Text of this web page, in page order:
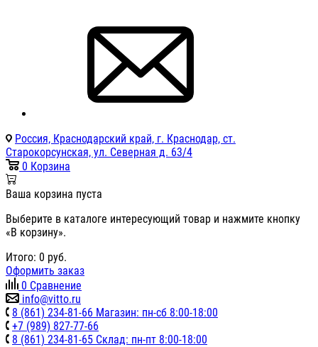
Россия, Краснодарский край, г. Краснодар, ст.
Старокорсунская, ул. Северная д. 63/4
0 Корзина
Ваша корзина пуста
Выберите в каталоге интересующий товар и нажмите кнопку
«В корзину».
Итого: 0 руб.
Оформить заказ
0 Сравнение
info@vitto.ru
8 (861) 234-81-66 Магазин: пн-сб 8:00-18:00
+7 (989) 827-77-66
8 (861) 234-81-65 Склад: пн-пт 8:00-18:00